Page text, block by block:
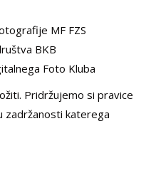
MF FZS
BKB
Foto Kluba
Pridržujemo si pravice
zadržanosti katerega